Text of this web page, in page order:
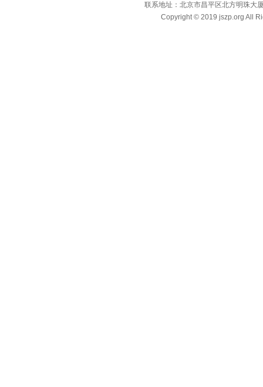
联系地址：北京市昌平区北方明珠大
Copyright © 2019 jszp.org All